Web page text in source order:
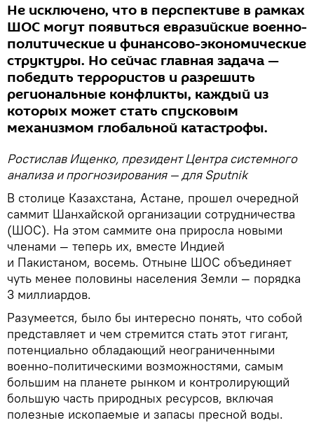
Не исключено, что в перспективе в рамках
ШОС могут появиться евразийские военно-
политические и финансово-экономические
структуры. Но сейчас главная задача —
победить террористов и разрешить
региональные конфликты, каждый из
которых может стать спусковым
механизмом глобальной катастрофы.
Ростислав Ищенко, президент Центра системного
анализа и прогнозирования — для Sputnik
В столице Казахстана, Астане, прошел очередной
саммит Шанхайской организации сотрудничества
(ШОС). На этом саммите она приросла новыми
членами — теперь их, вместе Индией
и Пакистаном, восемь. Отныне ШОС объединяет
чуть менее половины населения Земли — порядка
3 миллиардов.
Разумеется, было бы интересно понять, что собой
представляет и чем стремится стать этот гигант,
потенциально обладающий неограниченными
военно-политическими возможностями, самым
большим на планете рынком и контролирующий
большую часть природных ресурсов, включая
полезные ископаемые и запасы пресной воды.